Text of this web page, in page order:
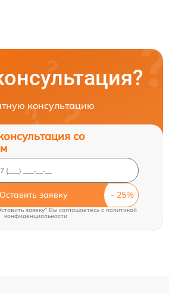
консультацию
со
Оставить заявку
заявку" Вы соглашаетесь cполитикой
конфиденциальности